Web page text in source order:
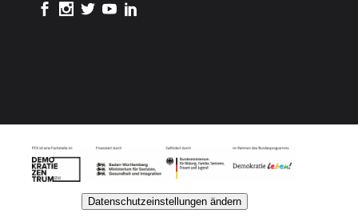
Datenschutzeinstellungen ändern